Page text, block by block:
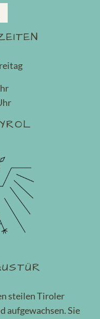
steilen Tiroler
aufgewachsen. Sie